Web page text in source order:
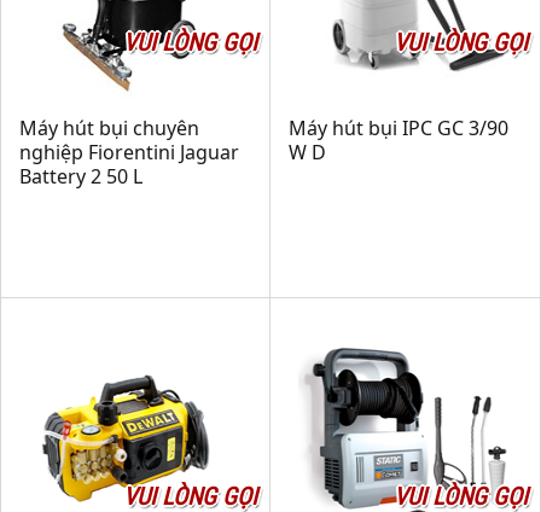
VUI LÒNG GỌI
Máy hút bụi chuyên
nghiệp Fiorentini Jaguar
Battery 2 50 L
VUI LÒNG GỌI
Máy hút bụi IPC GC 3/90
W D
VUI LÒNG GỌI VUI LÒNG GỌI